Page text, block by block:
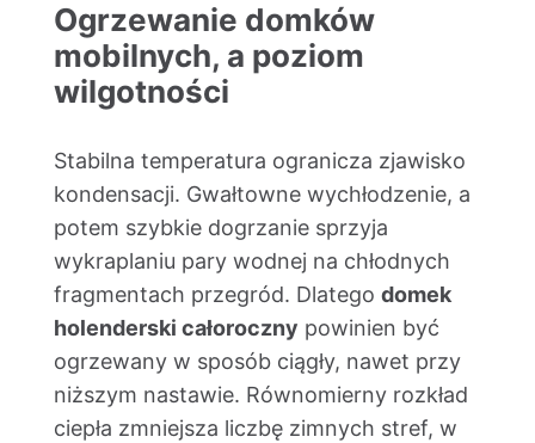
Ogrzewanie domków
mobilnych, a poziom
wilgotności
Stabilna temperatura ogranicza zjawisko
kondensacji. Gwałtowne wychłodzenie, a
potem szybkie dogrzanie sprzyja
wykraplaniu pary wodnej na chłodnych
fragmentach przegród. Dlatego domek
holenderski całoroczny powinien być
ogrzewany w sposób ciągły, nawet przy
niższym nastawie. Równomierny rozkład
ciepła zmniejsza liczbę zimnych stref, w